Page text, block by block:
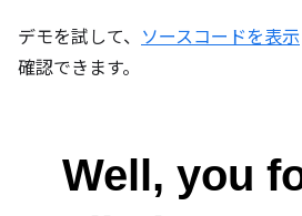
デモを試して、 ソースコードを表示
確認できます。